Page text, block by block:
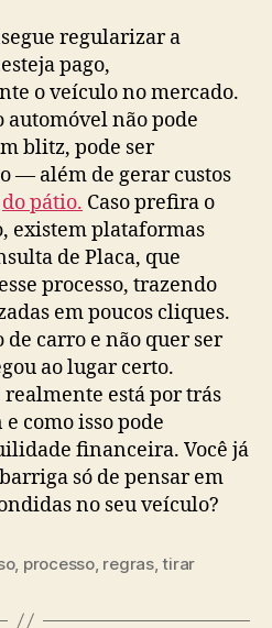
regularizar a
pago,
o veículo no mercado.
automóvel não pode
blitz, pode ser
— além de gerar custos
do pátio. Caso prefira o
existem plataformas
de Placa, que
processo, trazendo
em poucos cliques.
carro e não quer ser
ao lugar certo.
realmente está por trás
como isso pode
financeira. Você já
só de pensar em
no seu veículo?
, processo, regras,tirar